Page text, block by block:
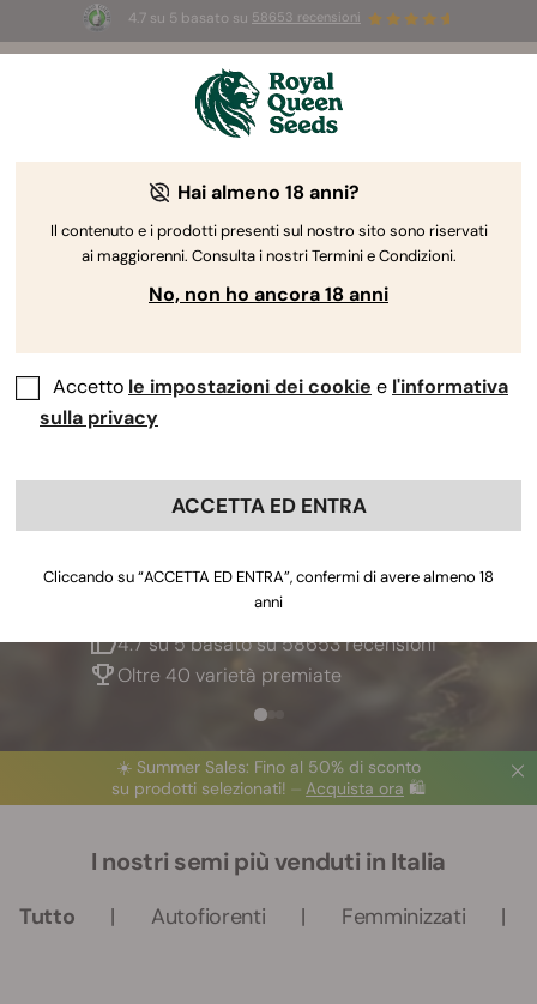
4.7 su 5 basato su 58653 recensioni
Seeds.
Semi di Canapa
Premium
La più grande banca di semi d’Europa
4.7 su 5 basato su 58653 recensioni
Oltre 40 varietà premiate
☀️ Summer Sales: Fino al 50% di sconto
su prodotti selezionati! ⏤ Acquista ora 🛍️
I nostri semi più venduti in Italia
Tutto Autofiorenti Femminizzati
Hai almeno 18 anni?
Il contenuto e i prodotti presenti sul nostro sito sono riservati
ai maggiorenni. Consulta i nostri Termini e Condizioni.
No, non ho ancora 18 anni
Accetto le impostazioni dei cookie e l'informativa
sulla privacy
ACCETTA ED ENTRA
Cliccando su “ACCETTA ED ENTRA”, confermi di avere almeno 18
anni